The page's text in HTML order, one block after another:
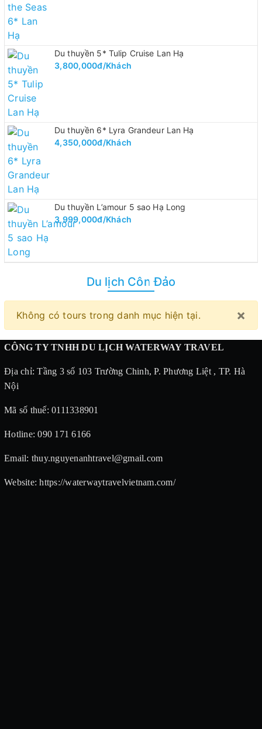
Du thuyền 5* Tulip Cruise Lan Hạ
3,800,000đ/Khách
Du thuyền 6* Lyra Grandeur Lan Hạ
4,350,000đ/Khách
Du thuyền L’amour 5 sao Hạ Long
3,999,000đ/Khách
Du lịch Côn Đảo
×
Không có tours trong danh mục hiện tại.
CÔNG TY TNHH DU LỊCH WATERWAY TRAVEL
Địa chỉ: Tầng 3 số 103 Trường Chinh, P. Phương Liệt , TP. Hà
Nội
Mã số thuế: 0111338901
Hotline: 090 171 6166
Email: thuy.nguyenanhtravel@gmail.com
Website: https://waterwaytravelvietnam.com/